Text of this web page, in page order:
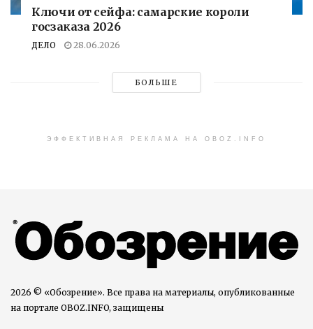
Ключи от сейфа: самарские короли
госзаказа 2026
ДЕЛО 28.06.2026
БОЛЬШЕ
ЭФФЕКТИВНАЯ РЕКЛАМА НА OBOZ.INFO
2026 © «Обозрение». Все права на материалы, опубликованные
на портале OBOZ.INFO, защищены